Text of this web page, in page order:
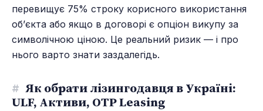
перевищує 75% строку корисного використання
об’єкта або якщо в договорі є опціон викупу за
символічною ціною. Це реальний ризик — і про
нього варто знати заздалегідь.
# Як обрати лізингодавця в Україні:
ULF, Активи, OTP Leasing